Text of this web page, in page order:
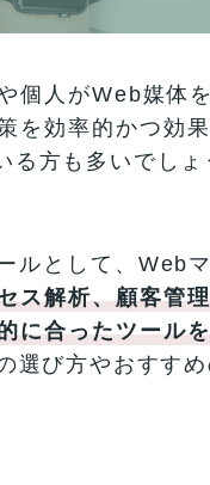
個人がWeb媒体
を効率的かつ効
方も多いでしょ
ルとして、Web
ス解析、顧客管
に合ったツール
選び方やおすす